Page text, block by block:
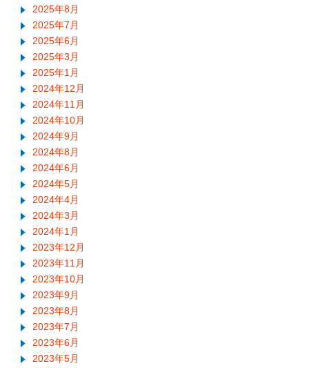
2025年8月
2025年7月
2025年6月
2025年3月
2025年1月
2024年12月
2024年11月
2024年10月
2024年9月
2024年8月
2024年6月
2024年5月
2024年4月
2024年3月
2024年1月
2023年12月
2023年11月
2023年10月
2023年9月
2023年8月
2023年7月
2023年6月
2023年5月